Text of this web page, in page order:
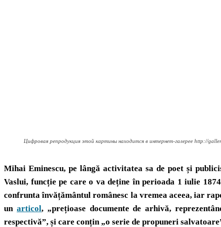
Цифровая репродукция этой картины находится в интернет-галерее http://
Mihai Eminescu, pe lângă activitatea sa de poet și
Vaslui, funcție pe care o va deține în perioada 1 iulie
confrunta învățământul românesc la vremea aceea, iar
un articol, „prețioase documente de arhivă,
respectivă”, și care conțin „o serie de propuneri